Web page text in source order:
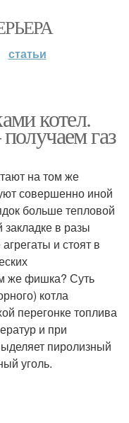
статьи
котел.
газ
на том же
совершенно иной
больше тепловой
в разы
и стоят в
же фишка? Суть
котла
перегонке топлива
и при
пиролизный
уголь.